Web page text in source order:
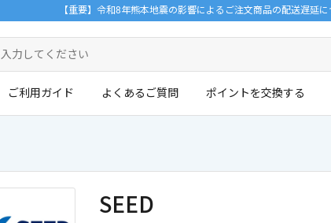
【重要】令和8年熊本地震の影響によるご注文商品の配送遅延に
ログイン・新規会員登録はこちら
けます。
ご利用ガイド よくあるご質問 ポイントを交換する
SEED